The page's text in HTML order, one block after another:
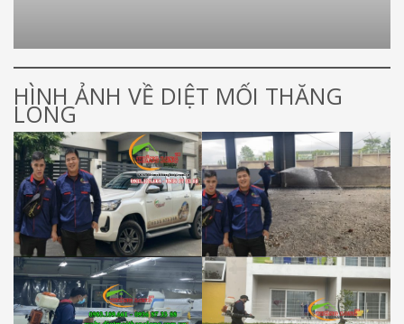
HÌNH ẢNH VỀ DIỆT MỐI THĂNG
LONG